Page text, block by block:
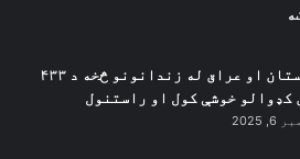
د پاکستان او عراق له زندانونو څخه د ۴۳۳
کډوالو خوشې کول او راستنول
2025